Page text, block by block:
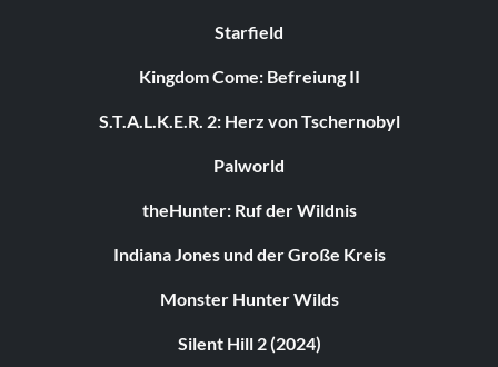
Starfield
Kingdom Come: Befreiung II
S.T.A.L.K.E.R. 2: Herz von Tschernobyl
Palworld
theHunter: Ruf der Wildnis
Indiana Jones und der Große Kreis
Monster Hunter Wilds
Silent Hill 2 (2024)